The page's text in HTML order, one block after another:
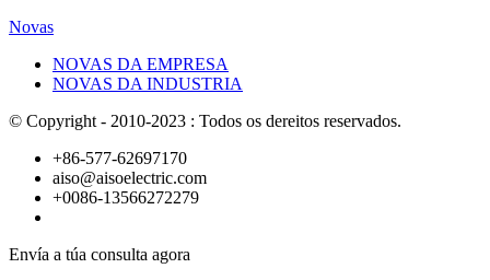
Novas
NOVAS DA EMPRESA
NOVAS DA INDUSTRIA
© Copyright - 2010-2023 : Todos os dereitos reservados.
+86-577-62697170
aiso@aisoelectric.com
+0086-13566272279
Envía a túa consulta agora